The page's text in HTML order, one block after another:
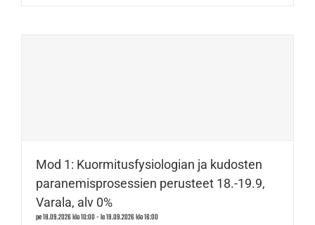
Mod 1: Kuormitusfysiologian ja kudosten
paranemisprosessien perusteet 18.-19.9,
Varala, alv 0%
pe 18.09.2026 klo 10:00-la 19.09.2026 klo 16:00